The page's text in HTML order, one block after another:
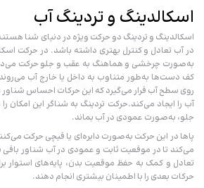
اسکالدینگ و تردینگ آب
اسکالدینگ و تردینگ دو حرکت ویژه در دنیای شنا
در آب تعادل و کنترل بهتری داشته باشد. در حرکت
به‌صورت چرخشی و هماهنگ به عقب و جلو حرکت
کف دست‌ها به‌طور متناوب به داخل یا خارج آب
روی سطح آب قرار می‌گیرد که این حرکات احساس شناور
آب را ایجاد می‌کند.حرکت تردینگ به شناگر این امکان
جلو، به‌صورت عمودی در آب بماند.
پاها در این حرکت به‌صورت دایره‌ای یا قیچی حرکت
می‌کند تا در موقعیت ثابت و عمودی در آب شناور باقی
تعادل و کمک به حفظ موقعیت بدن، پایه‌های استوار
حرکات بعدی را با اطمینان بیشتری انجام دهند.